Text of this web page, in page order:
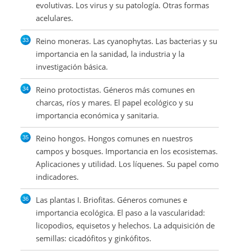
evolutivas. Los virus y su patología. Otras formas
acelulares.
Reino moneras. Las cyanophytas. Las bacterias y su
importancia en la sanidad, la industria y la
investigación básica.
Reino protoctistas. Géneros más comunes en
charcas, ríos y mares. El papel ecológico y su
importancia económica y sanitaria.
Reino hongos. Hongos comunes en nuestros
campos y bosques. Importancia en los ecosistemas.
Aplicaciones y utilidad. Los líquenes. Su papel como
indicadores.
Las plantas I. Briofitas. Géneros comunes e
importancia ecológica. El paso a la vascularidad:
licopodios, equisetos y helechos. La adquisición de
semillas: cicadófitos y ginkófitos.